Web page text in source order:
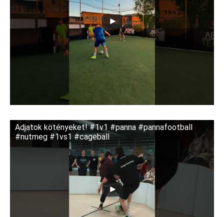
Adjatok kötényeket! #1v1 #panna #pannafootball
#nutmeg #1vs1 #cageball